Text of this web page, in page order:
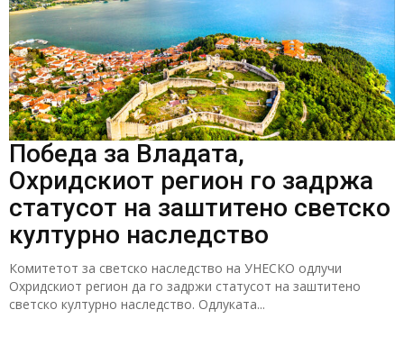
Победа за Владата,
Охридскиот регион го задржа
статусот на заштитено светско
културно наследство
Комитетот за светско наследство на УНЕСКО одлучи
Охридскиот регион да го задржи статусот на заштитено
светско културно наследство. Одлуката...